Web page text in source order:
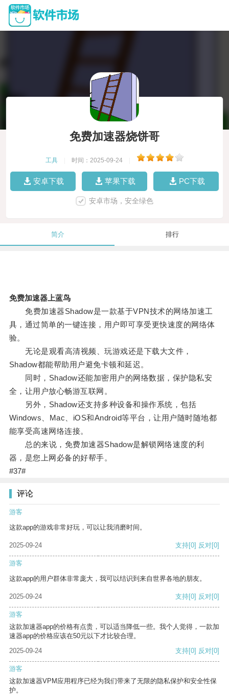
免费加速器烧饼哥
工具 时间：2025-09-24
安卓下载 苹果下载 PC下载
安卓市场，安全绿色
简介 排行
免费加速器上蓝鸟
免费加速器Shadow是一款基于VPN技术的网络加速工
具，通过简单的一键连接，用户即可享受更快速度的网络体
验。
无论是观看高清视频、玩游戏还是下载大文件，
Shadow都能帮助用户避免卡顿和延迟。
同时，Shadow还能加密用户的网络数据，保护隐私安
全，让用户放心畅游互联网。
另外，Shadow还支持多种设备和操作系统，包括
Windows、Mac、iOS和Android等平台，让用户随时随地都
能享受高速网络连接。
总的来说，免费加速器Shadow是解锁网络速度的利
器，是您上网必备的好帮手。
#37#
评论
游客
这款app的游戏非常好玩，可以让我消磨时间。
2025-09-24 支持[0] 反对[0]
游客
这款app的用户群体非常庞大，我可以结识到来自世界各地的朋友。
2025-09-24 支持[0] 反对[0]
游客
这款加速器app的价格有点贵，可以适当降低一些。我个人觉得，一款加
速器app的价格应该在50元以下才比较合理。
2025-09-24
支持[0] 反对[0]
游客
这款加速器VPM应用程序已经为我们带来了无限的隐私保护和安全性保
护。